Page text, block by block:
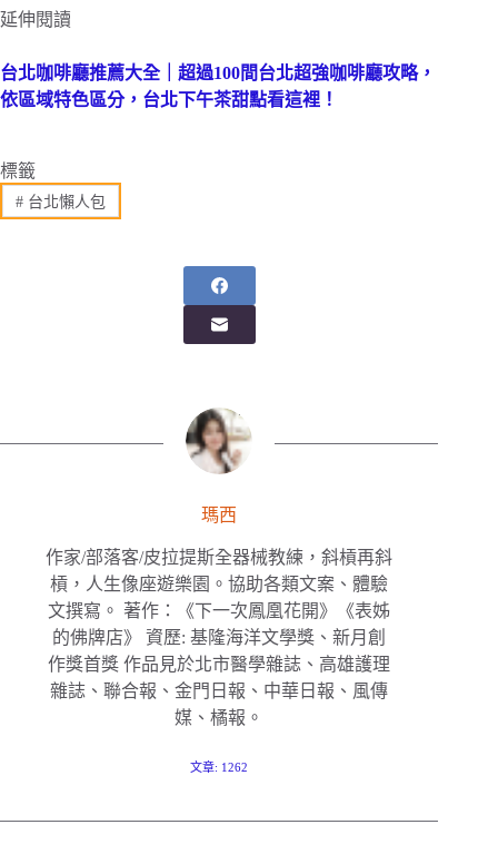
延伸閱讀
台北咖啡廳推薦大全｜超過100間台北超強咖啡廳攻略，
依區域特色區分，台北下午茶甜點看這裡！
標籤
#台北懶人包
瑪西
作家/部落客/皮拉提斯全器械教練，斜槓再斜
槓，人生像座遊樂園。協助各類文案、體驗
文撰寫。 著作：《下一次鳳凰花開》《表姊
的佛牌店》 資歷: 基隆海洋文學獎、新月創
作獎首獎 作品見於北市醫學雜誌、高雄護理
雜誌、聯合報、金門日報、中華日報、風傳
媒、橘報。
文章: 1262